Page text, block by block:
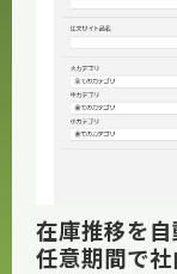
在庫推移を
任意期間で